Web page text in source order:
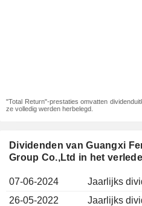
"Total Return"-prestaties omvatten
ze volledig werden herbelegd.
Dividenden van Guangxi
Group Co.,Ltd in het
07-06-2024
Jaarlijks
26-05-2022
Jaarlijks